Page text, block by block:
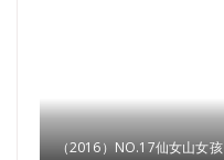
（2016）NO.17仙女山女孩